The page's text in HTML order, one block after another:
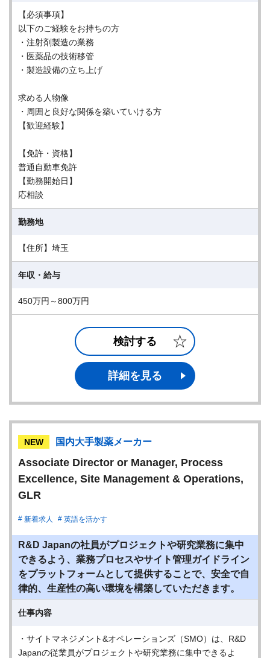
【必須事項】
以下のご経験をお持ちの方
・注射剤製造の業務
・医薬品の技術移管
・製造設備の立ち上げ
求める人物像
・周囲と良好な関係を築いていける方
【歓迎経験】
【免許・資格】
普通自動車免許
【勤務開始日】
応相談
勤務地
【住所】埼玉
年収・給与
450万円～800万円
検討する
詳細を見る
NEW 国内大手製薬メーカー
Associate Director or Manager, Process
Excellence, Site Management & Operations,
GLR
新着求人 英語を活かす
R&D Japanの社員がプロジェクトや研究業務に集中
できるよう、業務プロセスやサイト管理ガイドライン
をプラットフォームとして提供することで、安全で自
律的、生産性の高い環境を構築していただきます。
仕事内容
・サイトマネジメント&オペレーションズ（SMO）は、R&D
Japanの従業員がプロジェクトや研究業務に集中できるよ